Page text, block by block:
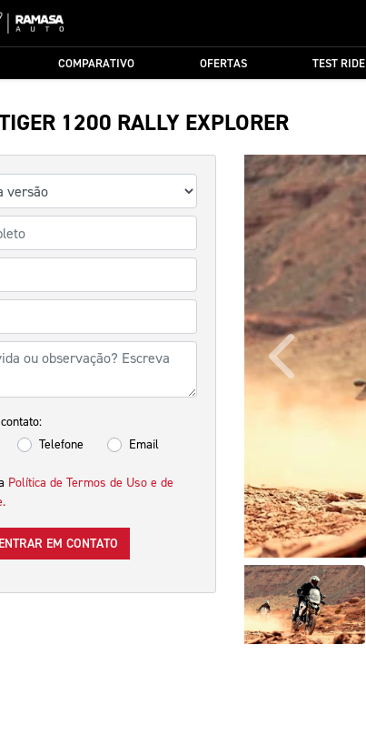
COMPARATIVO OFERTAS TEST RIDE
1200 RALLY EXPLORER
Telefone Email
Política de Termos de Uso e de
ENTRAR EM CONTATO
Anterior